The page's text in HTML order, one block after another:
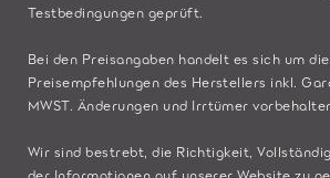
Testbedingungen geprüft.
Bei den Preisangaben handelt es sich um
Preisempfehlungen des Herstellers inkl.
MWST. Änderungen und Irrtümer
Wir sind bestrebt, die Richtigkeit,
der Informationen auf unserer Website zu